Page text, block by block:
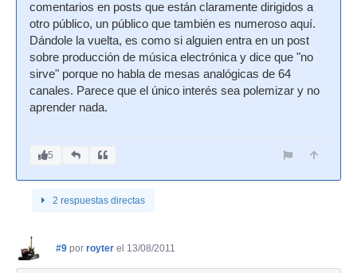
comentarios en posts que están claramente dirigidos a
otro público, un público que también es numeroso aquí.
Dándole la vuelta, es como si alguien entra en un post
sobre producción de música electrónica y dice que "no
sirve" porque no habla de mesas analógicas de 64
canales. Parece que el único interés sea polemizar y no
aprender nada.
5
2 respuestas directas
#9 por royter el 13/08/2011